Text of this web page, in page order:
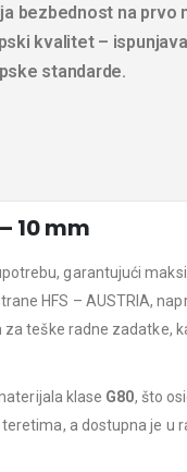
bezbednost na prvo
kvalitet –
standarde.
10 mm
garantujući
HFS – AUSTRIA,
teške radne zadatke,
klase G80, što
a dostupna je u